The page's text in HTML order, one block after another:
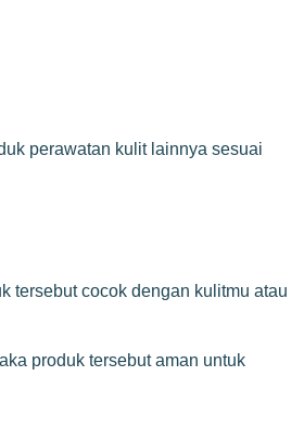
perawatan kulit lainnya sesuai
tersebut cocok dengan kulitmu atau
produk tersebut aman untuk